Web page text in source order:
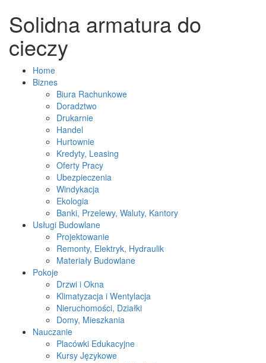
Solidna armatura do
cieczy
Home
Biznes
Biura Rachunkowe
Doradztwo
Drukarnie
Handel
Hurtownie
Kredyty, Leasing
Oferty Pracy
Ubezpieczenia
Windykacja
Ekologia
Banki, Przelewy, Waluty, Kantory
Usługi Budowlane
Projektowanie
Remonty, Elektryk, Hydraulik
Materiały Budowlane
Pokoje
Drzwi i Okna
Klimatyzacja i Wentylacja
Nieruchomości, Działki
Domy, Mieszkania
Nauczanie
Placówki Edukacyjne
Kursy Językowe